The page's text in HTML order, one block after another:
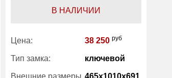
В НАЛИЧИИ
Цена: 38 250 руб
Тип замка: ключевой
Внешние размеры 465x1010x691